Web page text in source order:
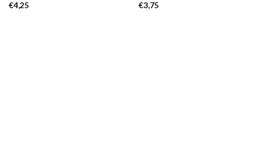
€4,25
€3,75